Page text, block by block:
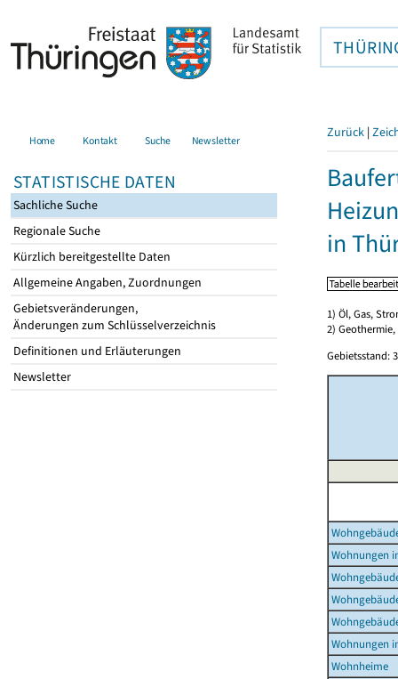
Home Kontakt Suche Newsletter
STATISTISCHE DATEN
Sachliche Suche
Regionale Suche
Kürzlich bereitgestellte Daten
Allgemeine Angaben, Zuordnungen
Gebietsveränderungen,
Änderungen zum Schlüsselverzeichnis
Definitionen und Erläuterungen
Newsletter
Zurück |
in
1) Öl, Gas,
2)
Gebietsstand:
Wohnungen
Wohnungen
Wohnheime